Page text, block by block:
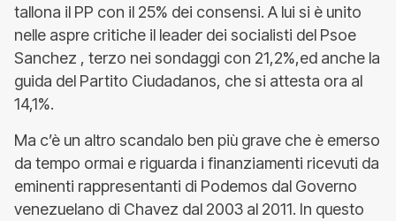
tallona il PP con il 25% dei consensi. A lui si è unito
nelle aspre critiche il leader dei socialisti del Psoe
Sanchez , terzo nei sondaggi con 21,2%,ed anche la
guida del Partito Ciudadanos, che si attesta ora al
14,1%.
Ma c’è un altro scandalo ben più grave che è emerso
da tempo ormai e riguarda i finanziamenti ricevuti da
eminenti rappresentanti di Podemos dal Governo
venezuelano di Chavez dal 2003 al 2011. In questo